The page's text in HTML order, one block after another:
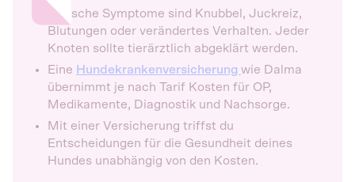
Typische Symptome sind Knubbel, Juckreiz,
Blutungen oder verändertes Verhalten. Jeder
Knoten sollte tierärztlich abgeklärt werden.
Eine Hundekrankenversicherung wie Dalma
übernimmt je nach Tarif Kosten für OP,
Medikamente, Diagnostik und Nachsorge.
Mit einer Versicherung triffst du
Entscheidungen für die Gesundheit deines
Hundes unabhängig von den Kosten.